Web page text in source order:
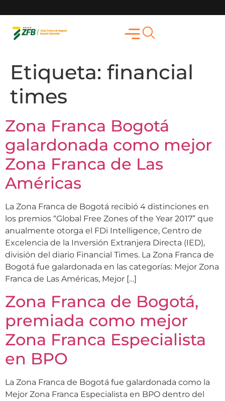
Etiqueta: financial
times
Zona Franca Bogotá
galardonada como mejor
Zona Franca de Las
Américas
La Zona Franca de Bogotá recibió 4 distinciones en
los premios “Global Free Zones of the Year 2017” que
anualmente otorga el FDi Intelligence, Centro de
Excelencia de la Inversión Extranjera Directa (IED),
división del diario Financial Times. La Zona Franca de
Bogotá fue galardonada en las categorías: Mejor Zona
Franca de Las Américas, Mejor […]
Zona Franca de Bogotá,
premiada como mejor
Zona Franca Especialista
en BPO
La Zona Franca de Bogotá fue galardonada como la
Mejor Zona Franca Especialista en BPO dentro del